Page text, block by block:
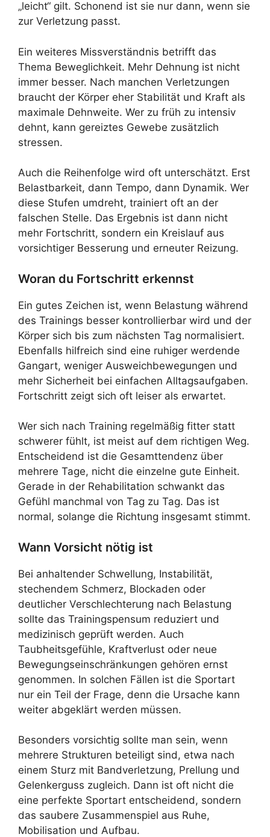
„leicht“ gilt. Schonend ist sie nur dann, wenn sie
zur Verletzung passt.
Ein weiteres Missverständnis betrifft das
Thema Beweglichkeit. Mehr Dehnung ist nicht
immer besser. Nach manchen Verletzungen
braucht der Körper eher Stabilität und Kraft als
maximale Dehnweite. Wer zu früh zu intensiv
dehnt, kann gereiztes Gewebe zusätzlich
stressen.
Auch die Reihenfolge wird oft unterschätzt. Erst
Belastbarkeit, dann Tempo, dann Dynamik. Wer
diese Stufen umdreht, trainiert oft an der
falschen Stelle. Das Ergebnis ist dann nicht
mehr Fortschritt, sondern ein Kreislauf aus
vorsichtiger Besserung und erneuter Reizung.
Woran du Fortschritt erkennst
Ein gutes Zeichen ist, wenn Belastung während
des Trainings besser kontrollierbar wird und der
Körper sich bis zum nächsten Tag normalisiert.
Ebenfalls hilfreich sind eine ruhiger werdende
Gangart, weniger Ausweichbewegungen und
mehr Sicherheit bei einfachen Alltagsaufgaben.
Fortschritt zeigt sich oft leiser als erwartet.
Wer sich nach Training regelmäßig fitter statt
schwerer fühlt, ist meist auf dem richtigen Weg.
Entscheidend ist die Gesamttendenz über
mehrere Tage, nicht die einzelne gute Einheit.
Gerade in der Rehabilitation schwankt das
Gefühl manchmal von Tag zu Tag. Das ist
normal, solange die Richtung insgesamt stimmt.
Wann Vorsicht nötig ist
Bei anhaltender Schwellung, Instabilität,
stechendem Schmerz, Blockaden oder
deutlicher Verschlechterung nach Belastung
sollte das Trainingspensum reduziert und
medizinisch geprüft werden. Auch
Taubheitsgefühle, Kraftverlust oder neue
Bewegungseinschränkungen gehören ernst
genommen. In solchen Fällen ist die Sportart
nur ein Teil der Frage, denn die Ursache kann
weiter abgeklärt werden müssen.
Besonders vorsichtig sollte man sein, wenn
mehrere Strukturen beteiligt sind, etwa nach
einem Sturz mit Bandverletzung, Prellung und
Gelenkerguss zugleich. Dann ist oft nicht die
eine perfekte Sportart entscheidend, sondern
das saubere Zusammenspiel aus Ruhe,
Mobilisation und Aufbau.